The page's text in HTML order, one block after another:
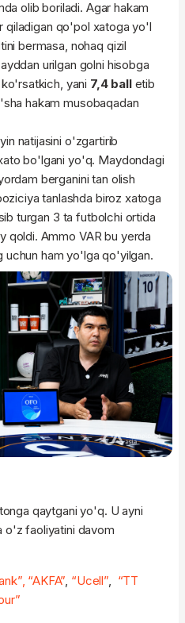
olib boriladi. Agar hakam
qiladigan qo'pol xatoga yo'l
bermasa, nohaq qizil
urilgan golni hisobga
yani 7,4 balletib
hakam musobaqadan
natijasini o'zgartirib
bo'lgani yo'q. Maydondagi
berganini tan olish
tanlashda biroz xatoga
turgan 3 ta futbolchi ortida
qoldi. Ammo VAR bu yerda
uchun ham yo'lga qo'yilgan.
qaytgani yo'q. U ayni
o'z faoliyatini davom
“AKFA”, “Ucell”, “TT